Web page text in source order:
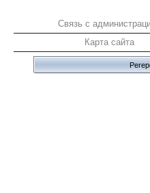
Связь с
Карта сайта